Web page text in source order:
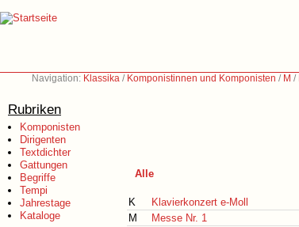
Navigation: Klassika / Komponistinnen und Komponisten / M /
Rubriken
Komponisten
Dirigenten
Textdichter
Gattungen
Begriffe
Tempi
Jahrestage
Kataloge
Alle
K Klavierkonzert e-Moll
M
Messe Nr. 1